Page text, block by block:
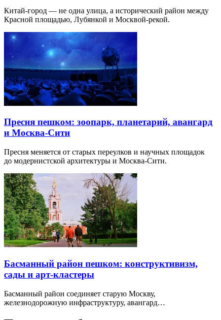
Китай-город — не одна улица, а исторический район между
Красной площадью, Лубянкой и Москвой-рекой.
Пресня пешком: зоопарк, планетарий, авангард
и Москва-Сити
Пресня меняется от старых переулков и научных площадок
до модернистской архитектуры и Москва-Сити.
Басманный район пешком: конструктивизм,
сады и арт-кластеры
Басманный район соединяет старую Москву,
железнодорожную инфраструктуру, авангард…